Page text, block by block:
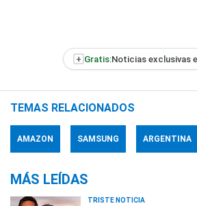
+ Gratis:Noticias exclusivas
TEMAS RELACIONADOS
AMAZON SAMSUNG ARGENTINA
MÁS LEÍDAS
TRISTE NOTICIA